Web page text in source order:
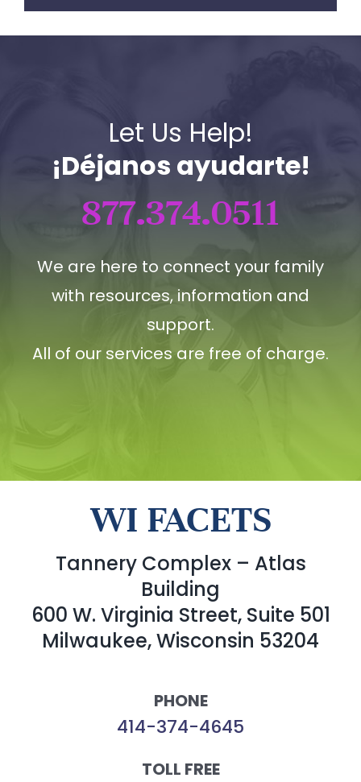
Let Us Help!
¡Déjanos ayudarte!
877.374.0511
We are here to connect your family
with resources, information and
support.
All of our services are free of charge.
WI FACETS
Tannery Complex – Atlas
Building
600 W. Virginia Street, Suite 501
Milwaukee, Wisconsin 53204
PHONE
414-374-4645
TOLL FREE